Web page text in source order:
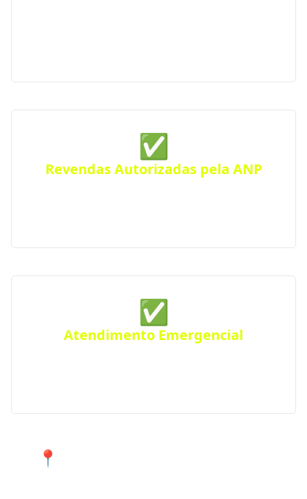
✅
Revendas Autorizadas pela ANP
✅
Atendimento Emergencial
📍 Atendimento 24 horas nos